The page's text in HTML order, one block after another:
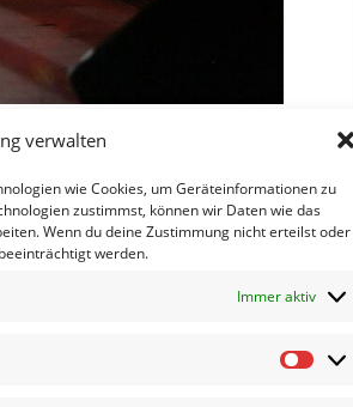
verwalten
wie Cookies, um Geräteinformationen zu
zustimmst, können wir Daten wie das
Wenn du deine Zustimmung nicht erteilst oder
werden.
Immer aktiv